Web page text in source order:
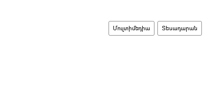
Մուլտիմեդիա Տեսադարան